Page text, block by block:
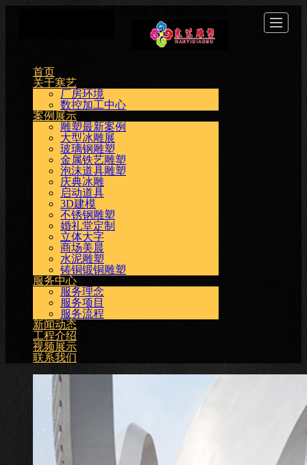
关于
寒艺
展示
中心
动态
介绍
展示
我们
首页
关于寒艺
厂房环境
数控加工中心
案例展示
雕塑最新案例
大型冰雕展
玻璃钢雕塑
金属铁艺雕塑
泡沫道具雕塑
庆典冰雕
启动道具
3D建模
不锈钢雕塑
婚礼堂定制
立体大字
商场美晨
水泥雕塑
铸铜锻铜雕塑
服务中心
服务理念
服务项目
服务流程
新闻动态
工程介绍
视频展示
联系我们